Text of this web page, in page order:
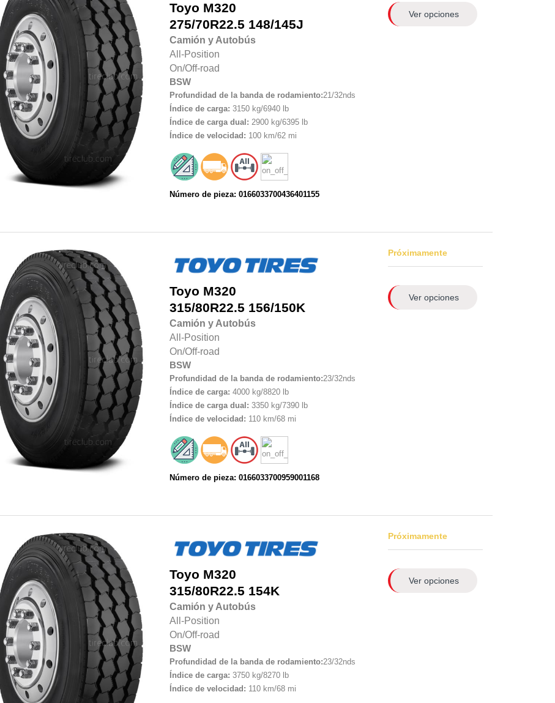
Toyo M320
275/70R22.5 148/145J
Camión y Autobús
All-Position
On/Off-road
BSW
Profundidad de la banda de rodamiento:21/32nds
Índice de carga: 3150 kg/6940 lb
Índice de carga dual: 2900 kg/6395 lb
Índice de velocidad: 100 km/62 mi
Número de pieza: 0166033700436401155
Ver opciones
Toyo M320
315/80R22.5 156/150K
Camión y Autobús
All-Position
On/Off-road
BSW
Profundidad de la banda de rodamiento:23/32nds
Índice de carga: 4000 kg/8820 lb
Índice de carga dual: 3350 kg/7390 lb
Índice de velocidad: 110 km/68 mi
Número de pieza: 0166033700959001168
Próximamente
Ver opciones
Toyo M320
315/80R22.5 154K
Camión y Autobús
All-Position
On/Off-road
BSW
Profundidad de la banda de rodamiento:23/32nds
Índice de carga: 3750 kg/8270 lb
Índice de velocidad: 110 km/68 mi
Próximamente
Ver opciones